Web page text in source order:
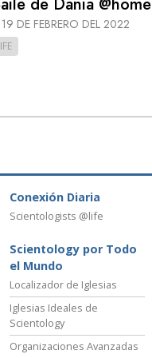
de Dania @home
19 DE FEBRERO DEL 2022
Conexión Diaria
Scientologists @life
Scientology por Todo
el Mundo
Localizador de Iglesias
Iglesias Ideales de
Scientology
Organizaciones Avanzadas